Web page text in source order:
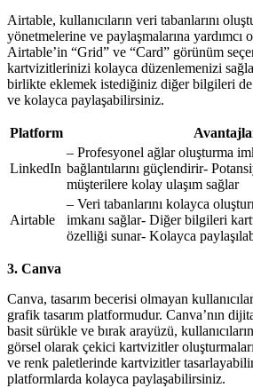
Airtable, kullanıcıların veri tabanlarını
yönetmelerine ve paylaşmalarına yardımcı
Airtable’in “Grid” ve “Card” görünüm
kartvizitlerinizi kolayca düzenlemenizi
birlikte eklemek istediğiniz diğer bilgileri
ve kolayca paylaşabilirsiniz.
Platform
LinkedIn
– Profesyonel ağlar oluşturma
bağlantılarını güçlendirir-
müşterilere kolay ulaşım sağlar
Airtable
– Veri tabanlarını kolayca
imkanı sağlar- Diğer bilgileri
özelliği sunar- Kolayca
3. Canva
Canva, tasarım becerisi olmayan
grafik tasarım platformudur. Canva’nın
basit sürükle ve bırak arayüzü,
görsel olarak çekici kartvizitler
ve renk paletlerinde kartvizitler
platformlarda kolayca paylaşabilirsiniz.